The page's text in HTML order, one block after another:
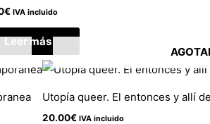
€ IVA incluido
Leer más
Utopía queer. El entonces y allí
20.00€ IVA incluido